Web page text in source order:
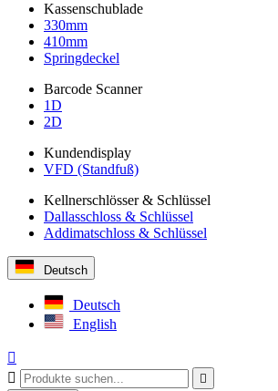
Kassenschublade
330mm
410mm
Springdeckel
Barcode Scanner
1D
2D
Kundendisplay
VFD (Standfuß)
Kellnerschlösser & Schlüssel
Dallasschloss & Schlüssel
Addimatschloss & Schlüssel
Deutsch
Deutsch
English


